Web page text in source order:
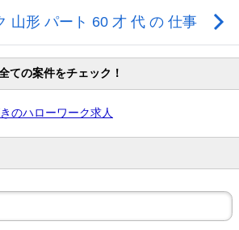
の案件をチェック！
のハローワーク求人